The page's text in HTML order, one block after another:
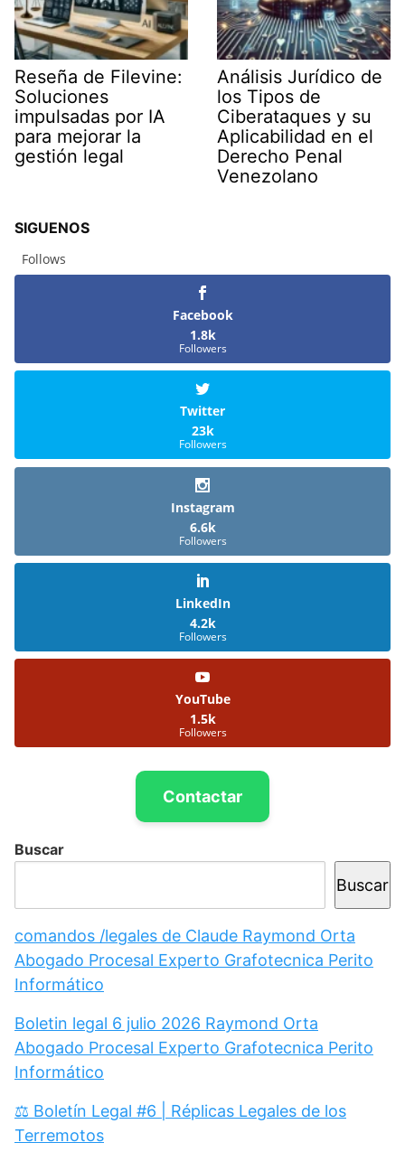
Reseña de Filevine:
Soluciones
impulsadas por IA
para mejorar la
gestión legal
Análisis Jurídico de
los Tipos de
Ciberataques y su
Aplicabilidad en el
Derecho Penal
Venezolano
SIGUENOS
Follows
Facebook
1.8k
Followers
Twitter
23k
Followers
Instagram
6.6k
Followers
LinkedIn
4.2k
Followers
YouTube
1.5k
Followers
Contactar
Buscar
Buscar
comandos /legales de Claude Raymond Orta
Abogado Procesal Experto Grafotecnica Perito
Informático
Boletin legal 6 julio 2026 Raymond Orta
Abogado Procesal Experto Grafotecnica Perito
Informático
⚖️ Boletín Legal #6 | Réplicas Legales de los
Terremotos